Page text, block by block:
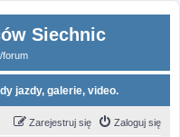
Siechnic
forum
jazdy, galerie, video.
Zaloguj się
Zarejestruj się